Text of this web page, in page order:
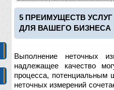
5 ПРЕИМУЩЕСТВ
ДЛЯ ВАШЕГО БИЗНЕСА
Выполнение неточных
надлежащее качество
процесса, потенциальным
неточных измерений